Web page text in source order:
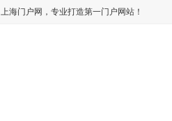
上海门户网，专业打造第一门户网站！